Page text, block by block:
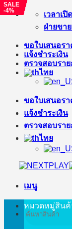
ข้าม
เนื้อหา
เวลาเปิ
ฝ่ายขา
ขอใบเสนอร
แจ้งชำระเงิน
ตรวจสอบรา
ไทย
ขอใบเสนอร
แจ้งชำระเงิน
ตรวจสอบรา
ไทย
เมนู
ค้นหา:
หมวดหมู่สินค้
SALE
-%
SALE
-%
SALE
-6%
SALE
-14%
SALE
-4%